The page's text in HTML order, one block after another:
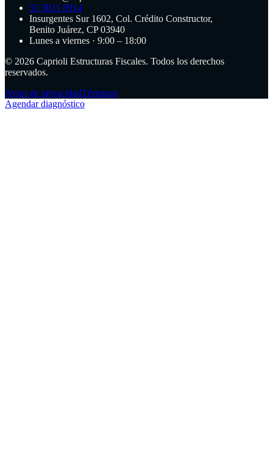
55 5011 8914
Insurgentes Sur 1602, Col. Crédito Constructor,
Benito Juárez, CP 03940
Lunes a viernes · 9:00 – 18:00
© 2026 Caprioli Estructuras Fiscales. Todos los derechos
reservados.
Aviso de privacidadTérminos
Agendar diagnóstico